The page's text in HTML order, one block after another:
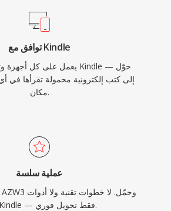
توافق مع Kindle
مكان.
عملية سلسة
نشر Kindle — فقط تحويل فوري.